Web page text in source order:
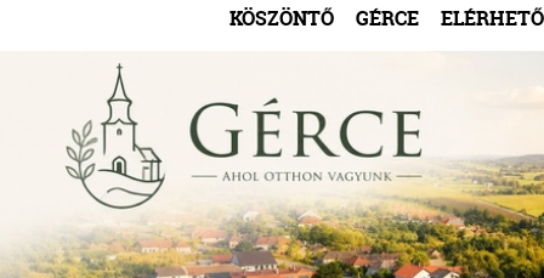
KÖSZÖNTŐ GÉRCE